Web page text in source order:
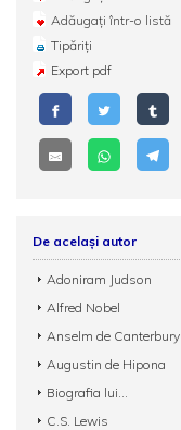
Adăugați într-o listă
Tipăriți
Export pdf
De același autor
Adoniram Judson
Alfred Nobel
Anselm de Canterbury
Augustin de Hipona
Biografia lui...
C.S. Lewis